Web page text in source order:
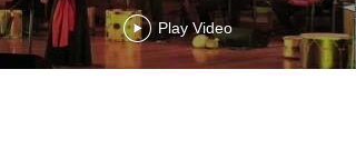
Play Video